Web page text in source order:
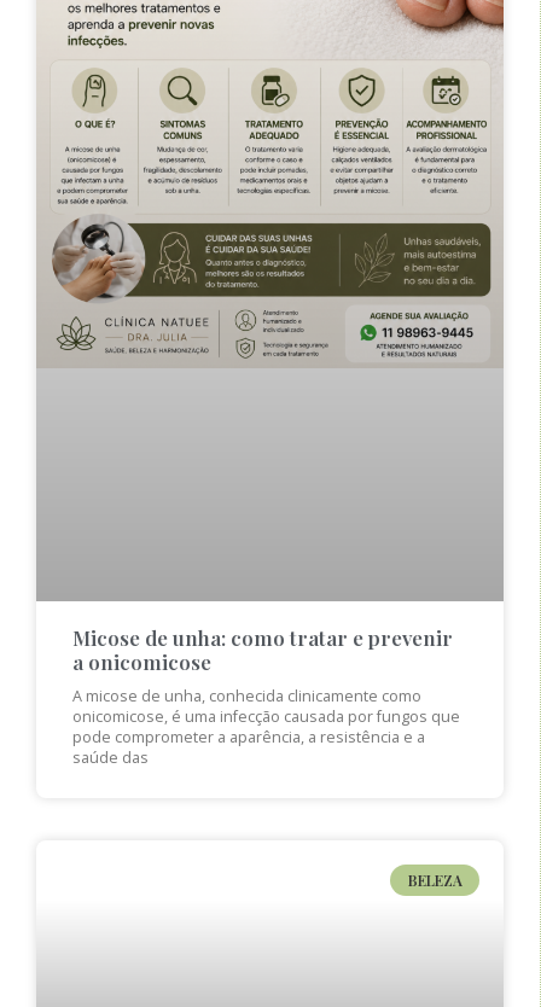
Micose de unha: como tratar e prevenir
a onicomicose
A micose de unha, conhecida clinicamente como
onicomicose, é uma infecção causada por fungos que
pode comprometer a aparência, a resistência e a
saúde das
BELEZA